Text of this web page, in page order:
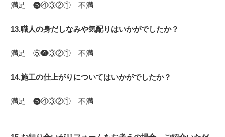
満足 ❺④③②① 不満
13.職人の身だしなみや気配りはいかがでしたか？
満足 ⑤❹③②① 不満
14.施工の仕上がりについてはいかがでしたか？
満足 ❺④③②① 不満